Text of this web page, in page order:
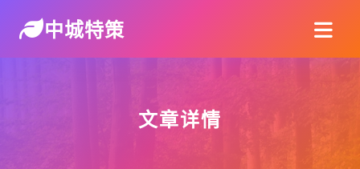
中城特策
文章详情